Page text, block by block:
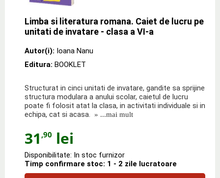
Limba si literatura romana. Caiet de lucru pe
unitati de invatare - clasa a VI-a
Autor(i): Ioana Nanu
Editura: BOOKLET
Structurat in cinci unitati de invatare, gandite sa sprijine
structura modulara a anului scolar, caietul de lucru
poate fi folosit atat la clasa, in activitati individuale si in
echipa, cat si acasa.
» ...mai mult
31 ,90 lei
Disponibilitate: In stoc furnizor
Timp confirmare stoc: 1 - 2 zile lucratoare